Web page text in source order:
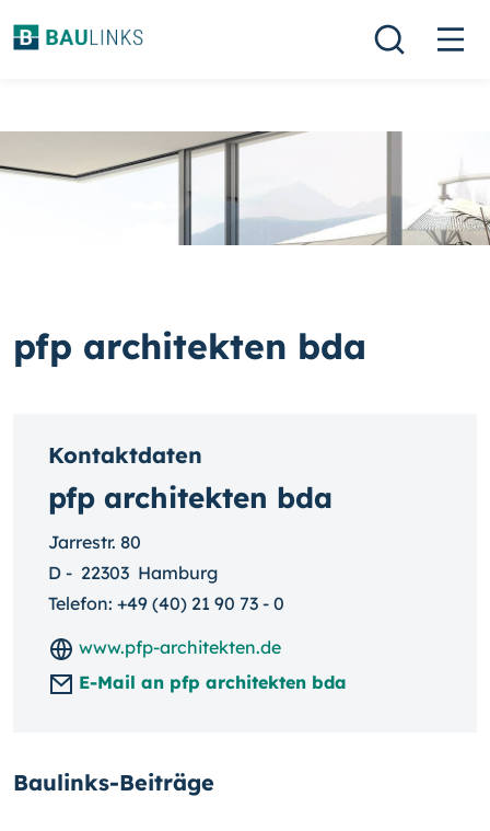
pfp architekten bda
Kontaktdaten
pfp architekten bda
Jarrestr. 80
D - 22303 Hamburg
Telefon: +49 (40) 21 90 73 - 0
www.pfp-architekten.de
E-Mail an pfp architekten bda
Baulinks-Beiträge